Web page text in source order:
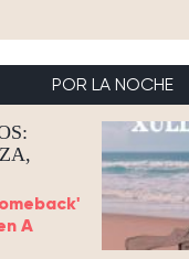
POR LA NOCHE
A